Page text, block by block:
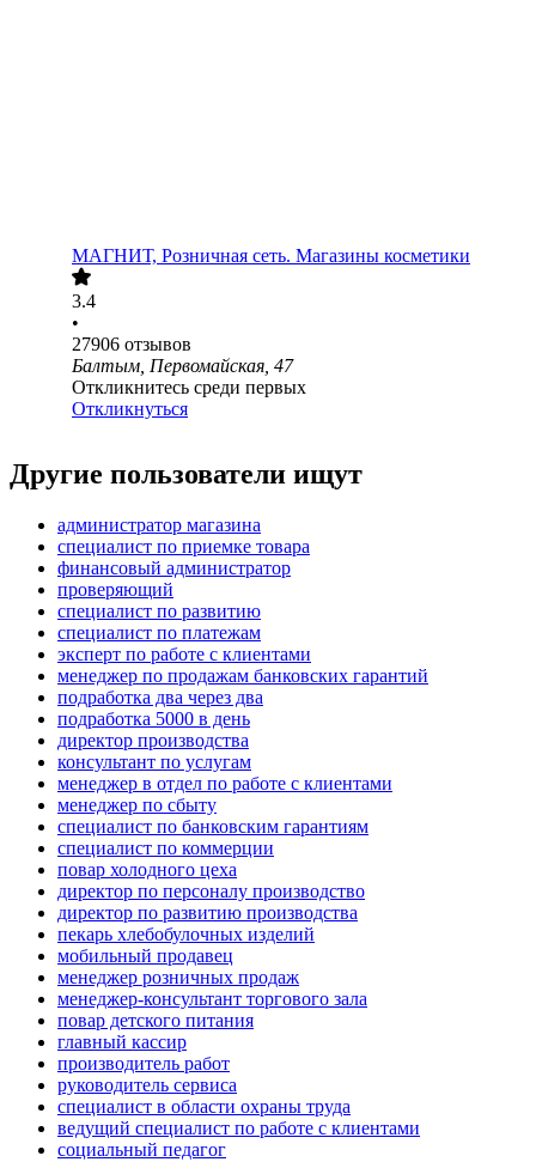
МАГНИТ, Розничная сеть. Магазины косметики
3.4
•
27906 отзывов
Балтым, Первомайская, 47
Откликнитесь среди первых
Откликнуться
Другие пользователи ищут
администратор магазина
специалист по приемке товара
финансовый администратор
проверяющий
специалист по развитию
специалист по платежам
эксперт по работе с клиентами
менеджер по продажам банковских гарантий
подработка два через два
подработка 5000 в день
директор производства
консультант по услугам
менеджер в отдел по работе с клиентами
менеджер по сбыту
специалист по банковским гарантиям
специалист по коммерции
повар холодного цеха
директор по персоналу производство
директор по развитию производства
пекарь хлебобулочных изделий
мобильный продавец
менеджер розничных продаж
менеджер-консультант торгового зала
повар детского питания
главный кассир
производитель работ
руководитель сервиса
специалист в области охраны труда
ведущий специалист по работе с клиентами
социальный педагог